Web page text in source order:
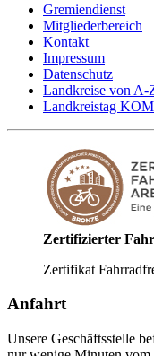
Gremiendienst
Mitgliederbereich
Kontakt
Impressum
Datenschutz
Landkreise von A-
Landkreistag
Zertifizierter
Zertifikat
Anfahrt
Unsere Geschäftsstelle